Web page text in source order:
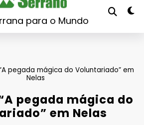
para o Mundo
pegada mágica do Voluntariado” em
Nelas
pegada mágica do
em Nelas